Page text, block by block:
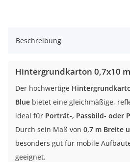
Beschreibung
Hintergrundkarton 0,7x10 m
Der hochwertige
Blue bietet eine gleichmäßige,
ideal für Porträt-, Passbild- oder
Durch sein Maß von 0,7 m Breite
besonders gut für mobile
geeignet.